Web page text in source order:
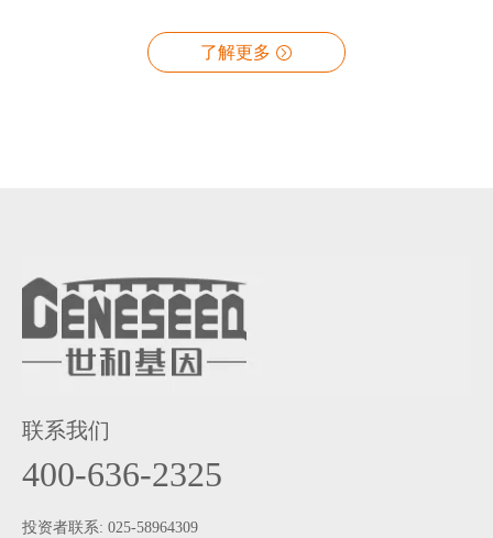
与青年学子畅谈青春与梦想。
了解更多
联系我们
400-636-2325
投资者联系: 025-58964309